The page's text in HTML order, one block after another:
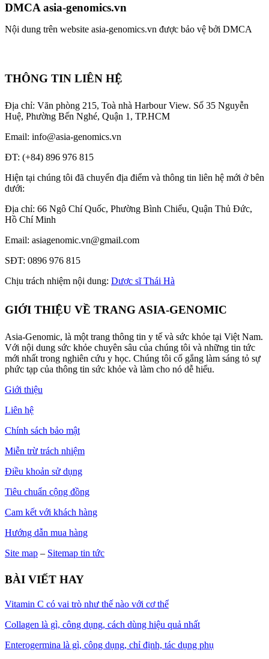
DMCA asia-genomics.vn
Nội dung trên website asia-genomics.vn được bảo vệ bởi DMCA
THÔNG TIN LIÊN HỆ
Địa chỉ: Văn phòng 215, Toà nhà Harbour View. Số 35 Nguyễn
Huệ, Phường Bến Nghé, Quận 1, TP.HCM
Email: info@asia-genomics.vn
ĐT: (+84) 896 976 815
Hiện tại chúng tôi đã chuyển địa điểm và thông tin liên hệ mới ở bên
dưới:
Địa chỉ: 66 Ngô Chí Quốc, Phường Bình Chiểu, Quận Thủ Đức,
Hồ Chí Minh
Email: asiagenomic.vn@gmail.com
SĐT: 0896 976 815
Chịu trách nhiệm nội dung: Dược sĩ Thái Hà
GIỚI THIỆU VỀ TRANG ASIA-GENOMIC
Asia-Genomic, là một trang thông tin y tế và sức khỏe tại Việt Nam.
Với nội dung sức khỏe chuyên sâu của chúng tôi và những tin tức
mới nhất trong nghiên cứu y học. Chúng tôi cố gắng làm sáng tỏ sự
phức tạp của thông tin sức khỏe và làm cho nó dễ hiểu.
Giới thiệu
Liên hệ
Chính sách bảo mật
Miễn trừ trách nhiệm
Điều khoản sử dụng
Tiêu chuẩn cộng đồng
Cam kết với khách hàng
Hướng dẫn mua hàng
Site map – Sitemap tin tức
BÀI VIẾT HAY
Vitamin C có vai trò như thế nào với cơ thể
Collagen là gì, công dụng, cách dùng hiệu quả nhất
Enterogermina là gì, công dụng, chỉ định, tác dụng phụ